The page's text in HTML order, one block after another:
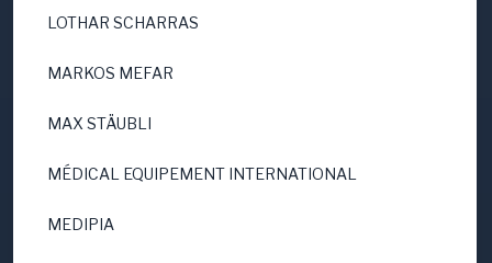
LOTHAR SCHARRAS
MARKOS MEFAR
MAX STÄUBLI
MÉDICAL EQUIPEMENT INTERNATIONAL
MEDIPIA